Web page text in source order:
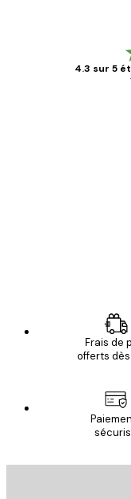
4.3 sur 5
Frais de
offerts dès